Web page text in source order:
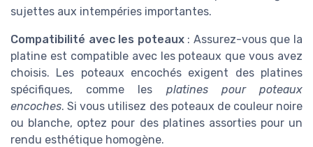
sujettes aux intempéries importantes.
Compatibilité avec les poteaux: Assurez-vous que la
platine est compatible avec les poteaux que vous avez
choisis. Les poteaux encochés exigent des platines
spécifiques, comme les platines pour poteaux
encoches. Si vous utilisez des poteaux de couleur noire
ou blanche, optez pour des platines assorties pour un
rendu esthétique homogène.